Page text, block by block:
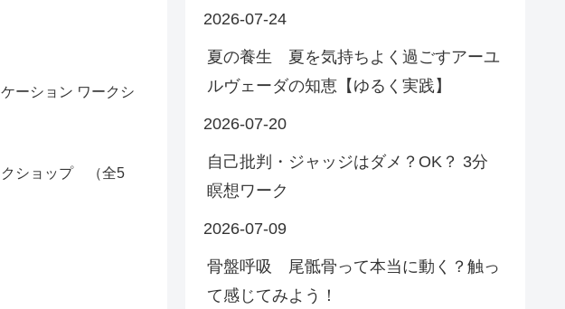
ーション ワークシ
ショップ （全5
2026-07-24
夏の養生 夏を気持ちよく過ごすアーユ
ルヴェーダの知恵【ゆるく実践】
2026-07-20
自己批判・ジャッジはダメ？OK？ 3分
瞑想ワーク
2026-07-09
骨盤呼吸 尾骶骨って本当に動く？触っ
て感じてみよう！